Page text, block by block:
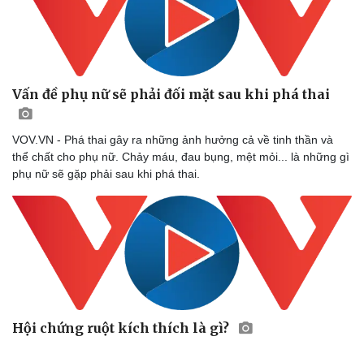
Doanh nghiệp
Thông tin doanh nghiệp
Doanh nghiệp 24h
Vì cộng đồng
Công nghệ
Sành điệu
Chuyển đổi số
Vấn đề phụ nữ sẽ phải đối mặt sau khi phá thai
VOV.VN - Phá thai gây ra những ảnh hưởng cả về tinh thần và
thể chất cho phụ nữ. Chảy máu, đau bụng, mệt mỏi... là những gì
phụ nữ sẽ gặp phải sau khi phá thai.
Hội chứng ruột kích thích là gì?